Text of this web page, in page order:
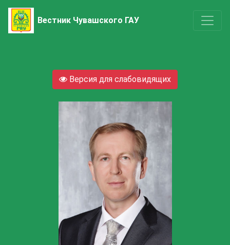
Вестник Чувашского ГАУ
Версия для слабовидящих